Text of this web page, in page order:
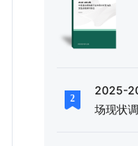
2025-
场现状